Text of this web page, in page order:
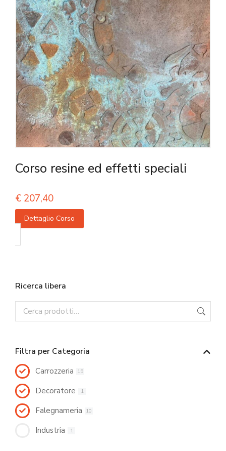
Corso resine ed effetti speciali
€ 207,40
Dettaglio Corso
Ricerca libera
Filtra per Categoria
Carrozzeria 15
Decoratore 1
Falegnameria 10
Industria 1